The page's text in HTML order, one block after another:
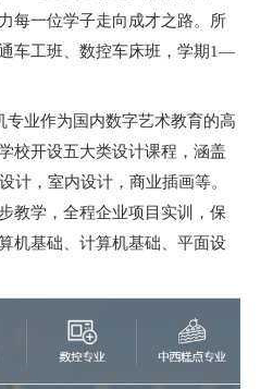
每一位学子走向成才之路。所
车工班、数控车床班，学期1—
业作为国内数字艺术教育的高
校开设五大类设计课程，涵盖
计，室内设计，商业插画等。
教学，全程企业项目实训，保
机基础、计算机基础、平面设